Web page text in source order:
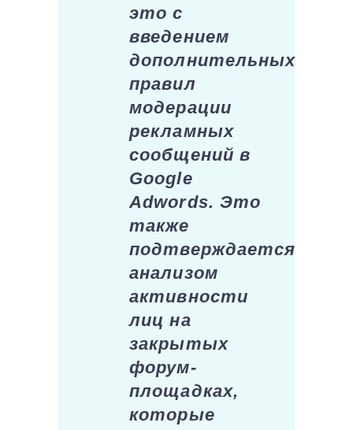
это с
введением
дополнительных
правил
модерации
рекламных
сообщений в
Google
Adwords. Это
также
подтверждается
анализом
активности
лиц на
закрытых
форум-
площадках,
которые